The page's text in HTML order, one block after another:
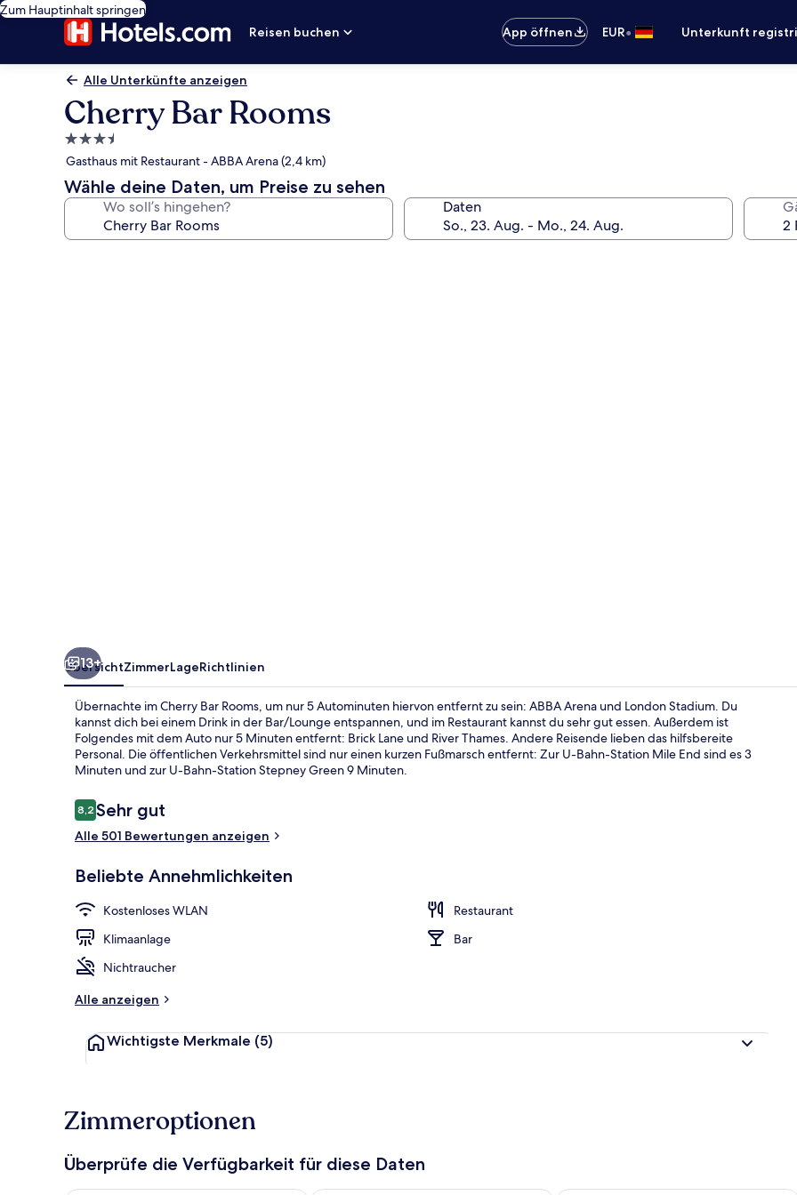
Zum Hauptinhalt springen
Reisen buchen
App öffnen EUR• Unterkunft
Alle Unterkünfte anzeigen
Cherry Bar Rooms
3.5-
Sterne-
Unterkunft
Gasthaus mit Restaurant - ABBA Arena (2,4 km)
Wähle deine Daten, um Preise zu sehen
Wo soll’s hingehen? Daten
Außenbereich
13+
ÜbersichtZimmerLageRichtlinien
Übernachte im Cherry Bar Rooms, um nur 5 Autominuten hiervon entfernt zu sein: ABBA Arena und London Stadium. Du
kannst dich bei einem Drink in der Bar/Lounge entspannen, und im Restaurant kannst du sehr gut essen. Außerdem ist
Folgendes mit dem Auto nur 5 Minuten entfernt: Brick Lane und River Thames. Andere Reisende lieben das hilfsbereite
Personal. Die öffentlichen Verkehrsmittel sind nur einen kurzen Fußmarsch entfernt: Zur U-Bahn-Station Mile End sind es 3
Minuten und zur U-Bahn-Station Stepney Green 9 Minuten.
Bewertungen
8,28,2 von 10.
Sehr gut
Alle 501 Bewertungen anzeigen
Beliebte Annehmlichkeiten
Kostenloses WLAN
Restaurant
Klimaanlage
Bar
Nichtraucher
Alle anzeigen
Wichtigste Merkmale (5)
Zimmeroptionen
Überprüfe die Verfügbarkeit für diese Daten